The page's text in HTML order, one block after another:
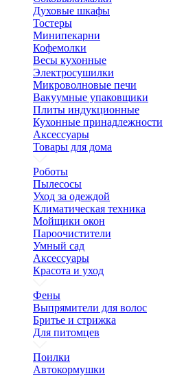
Духовые шкафы
Тостеры
Минипекарни
Кофемолки
Весы кухонные
Электросушилки
Микроволновые печи
Вакуумные упаковщики
Плиты индукционные
Кухонные принадлежности
Аксессуары
Товары для дома
Роботы
Пылесосы
Уход за одеждой
Климатическая техника
Мойщики окон
Пароочистители
Умный сад
Аксессуары
Красота и уход
Фены
Выпрямители для волос
Бритье и стрижка
Для питомцев
Поилки
Автокормушки